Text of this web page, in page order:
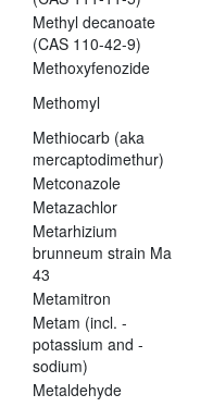
Methyl decanoate
(CAS 110-42-9)
Methoxyfenozide
Methomyl
Methiocarb (aka
mercaptodimethur)
Metconazole
Metazachlor
Metarhizium
brunneum strain Ma
43
Metamitron
Metam (incl. -
potassium and -
sodium)
Metaldehyde